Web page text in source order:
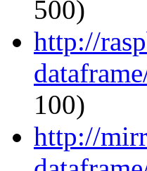
500)
http://
100)
http://